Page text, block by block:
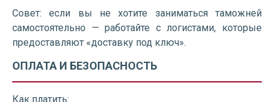
Совет: если вы не хотите заниматься таможней
самостоятельно — работайте с логистами, которые
предоставляют «доставку под ключ».
ОПЛАТА И БЕЗОПАСНОСТЬ
Как платить: